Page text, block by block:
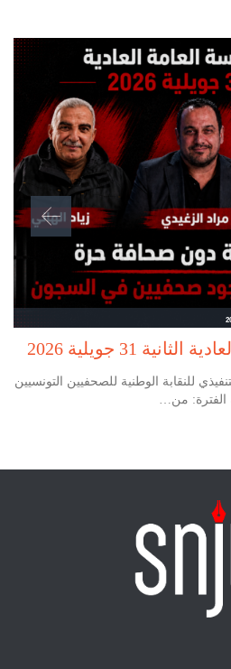
31 جويلية 2026
للنقابة الوطنية للصحفيين التونسيين
الفترة: من…